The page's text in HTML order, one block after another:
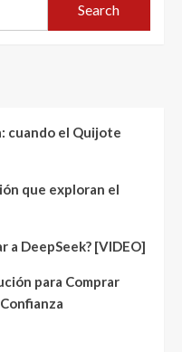
Search
cuando el Quijote
que exploran el
DeepSeek? [VIDEO]
para Comprar